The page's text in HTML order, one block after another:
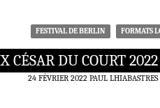
FESTIVAL DE BERLIN FORMATS
CÉSAR DU COURT 2022
24 FÉVRIER 2022 PAUL LHIABASTRES